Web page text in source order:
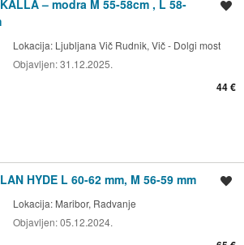
– modra M 55-58cm , L 58-
Lokacija: Ljubljana Vič Rudnik, Vič - Dolgi most
Objavljen:31.12.2025.
44 €
HYDE L 60-62 mm, M 56-59 mm
Lokacija: Maribor, Radvanje
Objavljen:05.12.2024.